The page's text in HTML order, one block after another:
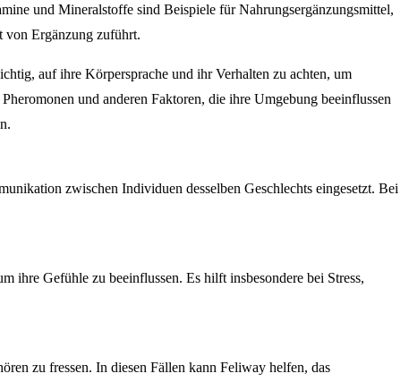
und Mineralstoffe sind Beispiele für Nahrungsergänzungsmittel,
von Ergänzung zuführt.
auf ihre Körpersprache und ihr Verhalten zu achten, um
und anderen Faktoren, die ihre Umgebung beeinflussen
zwischen Individuen desselben Geschlechts eingesetzt. Bei
ihre Gefühle zu beeinflussen. Es hilft insbesondere bei Stress,
zu fressen. In diesen Fällen kann Feliway helfen, das